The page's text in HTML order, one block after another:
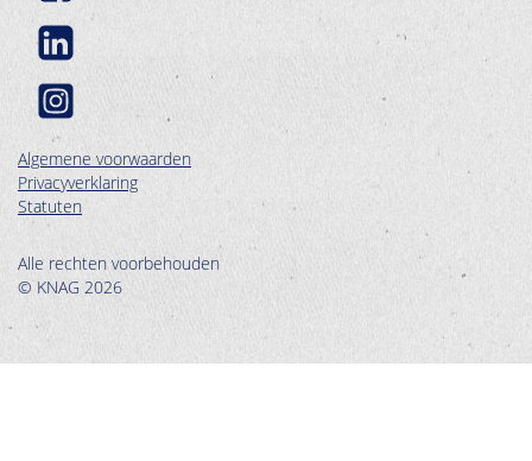
Algemene voorwaarden
Privacyverklaring
Statuten
Alle rechten voorbehouden
© KNAG 2026